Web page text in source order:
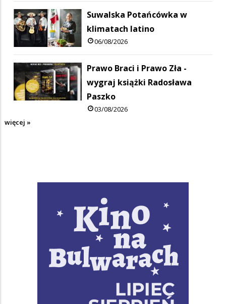
Suwalska Potańcówka w
klimatach latino
06/08/2026
Prawo Braci i Prawo Zła -
wygraj książki Radosława
Paszko
03/08/2026
więcej »